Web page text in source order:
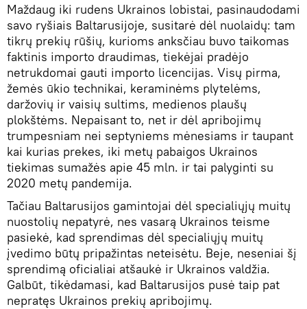
Maždaug iki rudens Ukrainos lobistai, pasinaudodami
savo ryšiais Baltarusijoje, susitarė dėl nuolaidų: tam
tikrų prekių rūšių, kurioms anksčiau buvo taikomas
faktinis importo draudimas, tiekėjai pradėjo
netrukdomai gauti importo licencijas. Visų pirma,
žemės ūkio technikai, keraminėms plytelėms,
daržovių ir vaisių sultims, medienos plaušų
plokštėms. Nepaisant to, net ir dėl apribojimų
trumpesniam nei septyniems mėnesiams ir taupant
kai kurias prekes, iki metų pabaigos Ukrainos
tiekimas sumažės apie 45 mln. ir tai palyginti su
2020 metų pandemija.
Tačiau Baltarusijos gamintojai dėl specialiųjų muitų
nuostolių nepatyrė, nes vasarą Ukrainos teisme
pasiekė, kad sprendimas dėl specialiųjų muitų
įvedimo būtų pripažintas neteisėtu. Beje, neseniai šį
sprendimą oficialiai atšaukė ir Ukrainos valdžia.
Galbūt, tikėdamasi, kad Baltarusijos pusė taip pat
nepratęs Ukrainos prekių apribojimų.